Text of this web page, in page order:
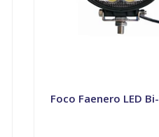
Foco Faenero LED